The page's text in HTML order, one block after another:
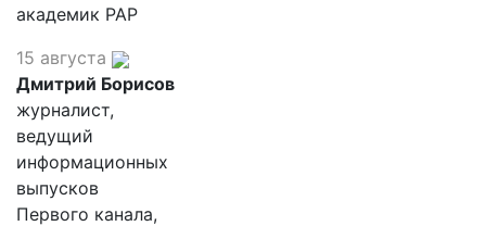
академик РАР
15 августа
Дмитрий Борисов
журналист,
ведущий
информационных
выпусков
Первого канала,